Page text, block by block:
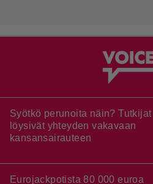
Syötkö perunoita näin? Tutkijat
löysivät yhteyden vakavaan
kansansairauteen
Eurojackpotista 80 000 euroa